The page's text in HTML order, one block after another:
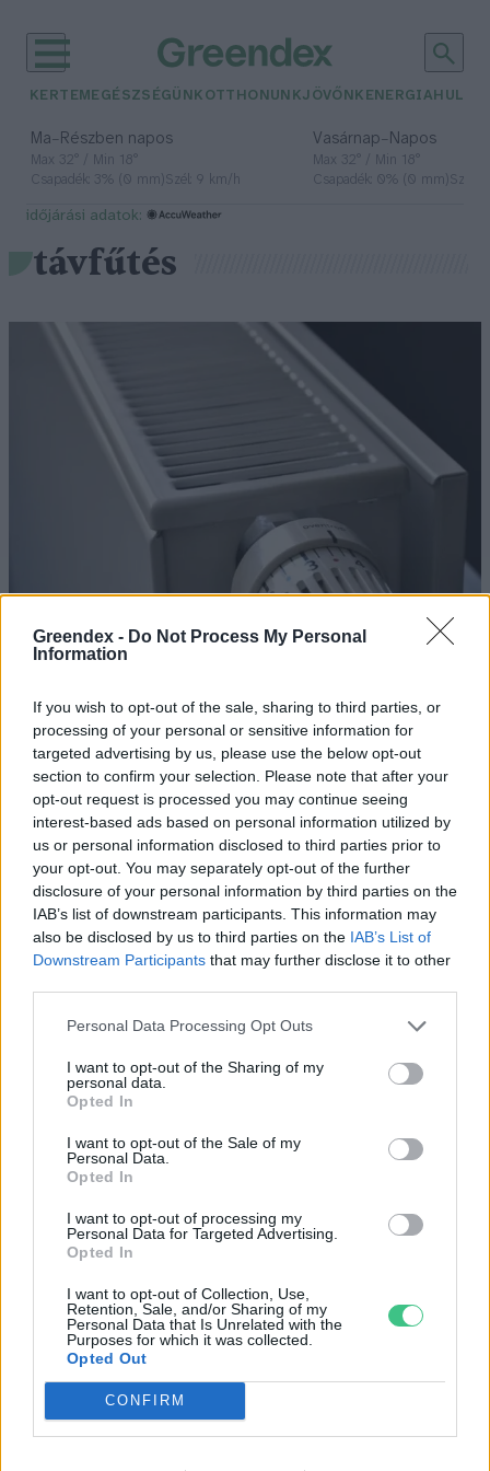
Greendex - Do Not Process My Personal
Information
If you wish to opt-out of the sale, sharing to third parties, or
processing of your personal or sensitive information for
targeted advertising by us, please use the below opt-out
section to confirm your selection. Please note that after your
opt-out request is processed you may continue seeing
interest-based ads based on personal information utilized by
us or personal information disclosed to third parties prior to
your opt-out. You may separately opt-out of the further
disclosure of your personal information by third parties on the
IAB’s list of downstream participants. This information may
also be disclosed by us to third parties on the IAB’s List of
Downstream Participants that may further disclose it to other
Personal Data Processing Opt Outs
I want to opt-out of the Sharing of my
personal data.
Opted In
I want to opt-out of the Sale of my
Personal Data.
Opted In
I want to opt-out of processing my
Personal Data for Targeted Advertising.
Opted In
I want to opt-out of Collection, Use,
Retention, Sale, and/or Sharing of my
Personal Data that Is Unrelated with the
Purposes for which it was collected.
Opted Out
CONFIRM
KERTEM EGÉSZSÉGÜNK OTTHONUNKJÖVŐNK ENERGIA
Ma– Részben napos
Max 32° / Min 18°
Csapadék: 3% (0 mm)Szél: 9 km/h
Vasárnap– Napos
Max 32° / Min 18°
Csapadék: 0% (0 mm)Szél:
időjárási adatok:
távfűtés
Több mint ezer társasházban
válhat energiatakarékosabbá a
távfűtés
Greendex Szemle
Tovább korszerűsíthetjük
Greendex Szemle
a bécsi távhőhálózat
Greendex Szemle
Átadták Szegeden az Európai Unió
legnagyobb geotermikus fűtési
rendszerét
Greendex szemle